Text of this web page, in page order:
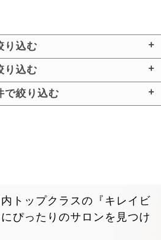
り込む
り込む
で絞り込む
トップクラスの『キレイビ
ぴったりのサロンを見つけ